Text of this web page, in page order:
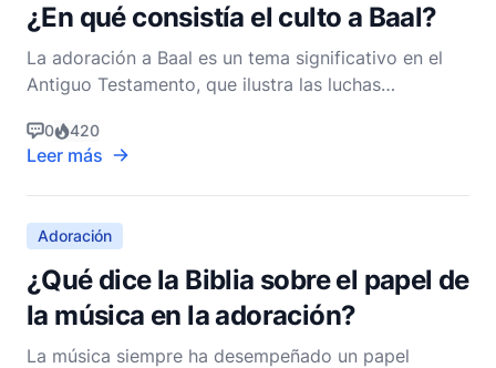
¿En qué consistía el culto a Baal?
La adoración a Baal es un tema significativo en el
Antiguo Testamento, que ilustra las luchas
enredaban a los israelitas. Para entender la
adoración a Baal, necesitamos profundizar en sus
orígenes, prácticas y la narrativa bíblica que la
condena.
0 420
Leer más
Adoración
¿Qué dice la Biblia sobre el papel de
la música en la adoración?
La música siempre ha desempeñado un papel